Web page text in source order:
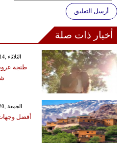
أرسل التعليق
أخبار ذات صلة
GMT 21:10 2021 الثلاثاء ,14 أيلول / سبتمبر
طنجة
GMT 04:50 2021 الجمعة ,20 آب / أغسطس
أفضل